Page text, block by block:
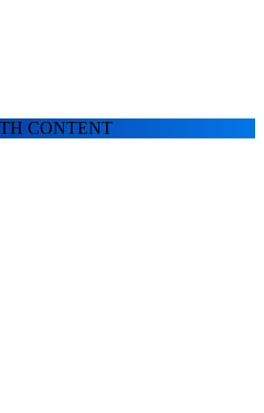
CONTENT